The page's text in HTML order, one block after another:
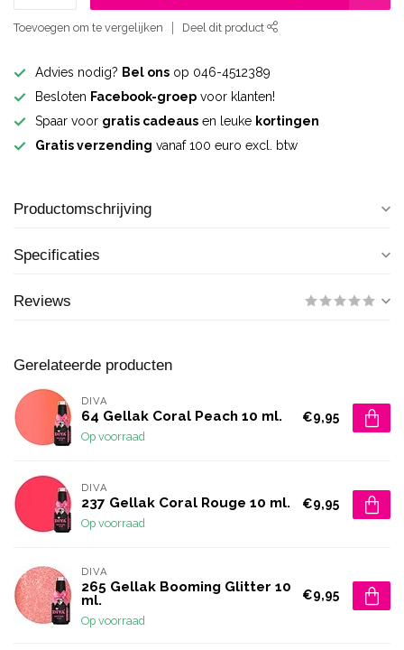
Toevoegen om te vergelijken Deel dit product
Advies nodig? Bel ons op 046-4512389
Besloten Facebook-groep voor klanten!
Spaar voor gratis cadeaus en leuke kortingen
Gratis verzending vanaf 100 euro excl. btw
Productomschrijving
Specificaties
Reviews
Gerelateerde producten
DIVA
64 Gellak Coral Peach 10 ml.
Op voorraad
€9,95
DIVA
237 Gellak Coral Rouge 10 ml.
Op voorraad
€9,95
DIVA
265 Gellak Booming Glitter 10
ml.
Op voorraad
€9,95